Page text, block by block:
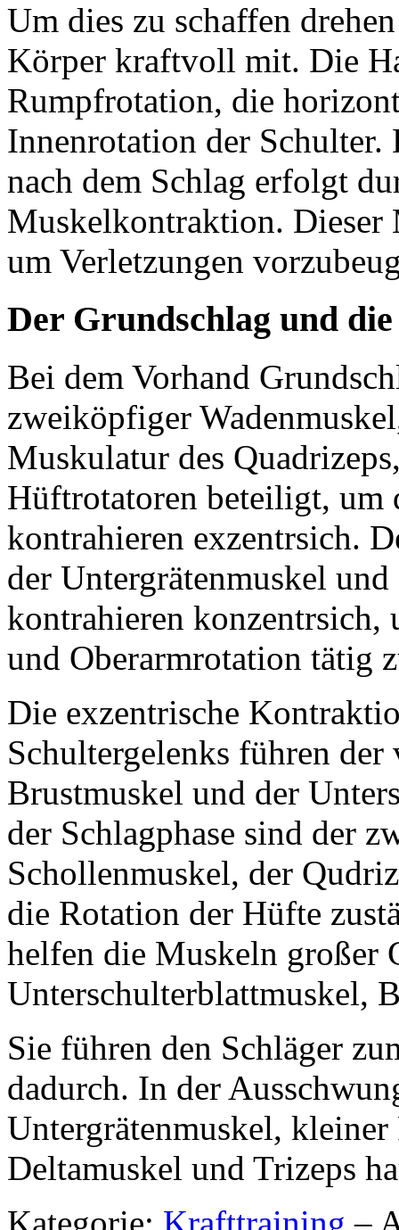
Um dies zu schaffen
Körper kraftvoll mit. Die
Rumpfrotation, die
Innenrotation der Schulter.
nach dem Schlag erfolgt
Muskelkontraktion. Dieser
um Verletzungen
Der Grundschlag und
Bei dem Vorhand
zweiköpfiger
Muskulatur des
Hüftrotatoren beteiligt, um
kontrahieren exzentrsich.
der Untergrätenmuskel
kontrahieren
und Oberarmrotation tätig
Die exzentrische
Schultergelenks führen
Brustmuskel und der
der Schlagphase sind der
Schollenmuskel, der
die Rotation der Hüfte
helfen die Muskeln großer
Unterschulterblattmuskel,
Sie führen den Schläger
dadurch. In der
Untergrätenmuskel,
Deltamuskel und Trizeps
Kategorie: Krafttraining –